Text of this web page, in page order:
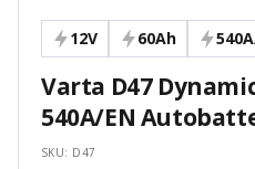
12V 60Ah
Varta D47
540A/EN
SKU: D47